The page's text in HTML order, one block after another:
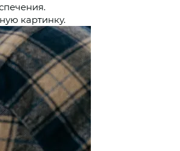
картинку.